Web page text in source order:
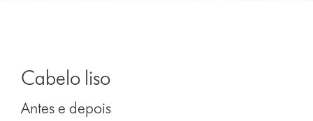
Cabelo liso
Antes e depois